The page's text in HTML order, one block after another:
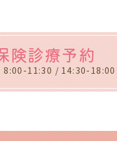
険診療予約
8:00-11:30 / 14:30-18:00